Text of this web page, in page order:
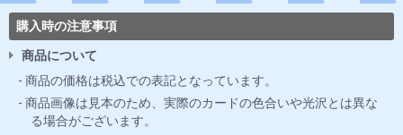
購入時の注意事項
商品について
商品の価格は税込での表記となっています。
商品画像は見本のため、実際のカードの色合いや光沢とは異な
る場合がございます。